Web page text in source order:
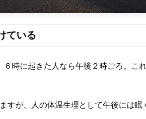
ている
時に起きた人なら午後２時ごろ。こ
すが、人の体温生理として午後には眠